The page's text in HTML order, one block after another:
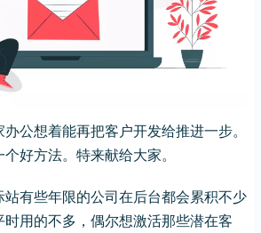
公想着能再把客户开发给推进一步。
好方法。特来献给大家。
有些年限的公司在后台都会累积不少
用的不多，偶尔想激活那些潜在客